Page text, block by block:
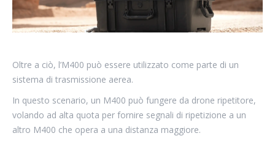
Oltre a ciò, l’M400 può essere utilizzato come parte di un
sistema di trasmissione aerea.
In questo scenario, un M400 può fungere da drone ripetitore,
volando ad alta quota per fornire segnali di ripetizione a un
altro M400 che opera a una distanza maggiore.